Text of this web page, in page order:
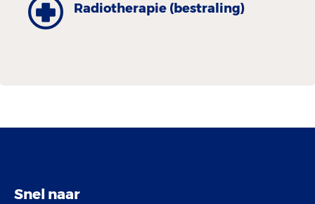
Radiotherapie (bestraling)
Snel naar